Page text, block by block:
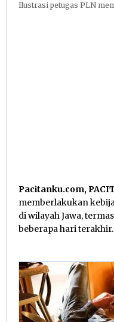
Ilustrasi petugas PLN
Pacitanku.com,
memberlakukan
di wilayah Jawa,
beberapa hari terakhir.